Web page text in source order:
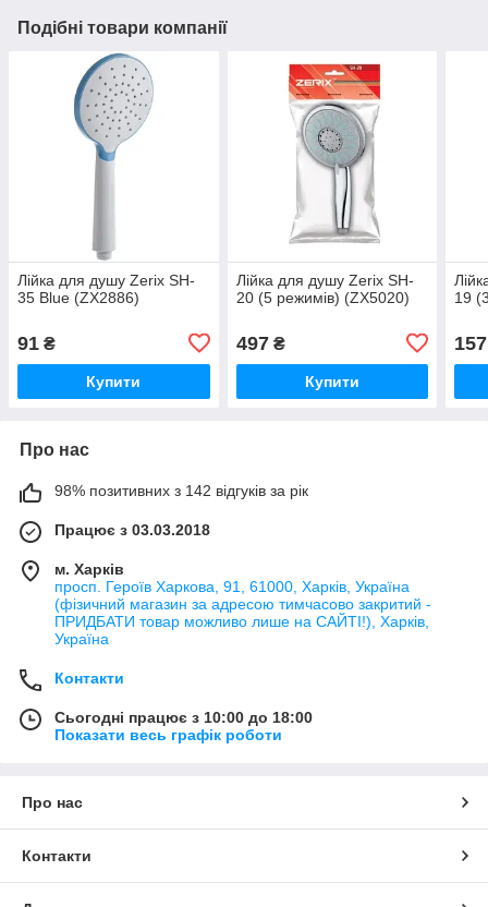
Подібні товари компанії
Лійка для душу Zerix SH-
35 Blue (ZX2886)
91 ₴
Купити
Лійка для душу Zerix SH-
20 (5 режимів) (ZX5020)
497₴
Купити
19
157
Про нас
98% позитивних з 142 відгуків за рік
Працює з 03.03.2018
м. Харків
просп. Героїв Харкова, 91, 61000, Харків, Україна
(фізичний магазин за адресою тимчасово закритий -
ПРИДБАТИ товар можливо лише на САЙТІ!), Харків,
Україна
Контакти
Сьогодні працює з 10:00 до 18:00
Показати весь графік роботи
Про нас
Контакти